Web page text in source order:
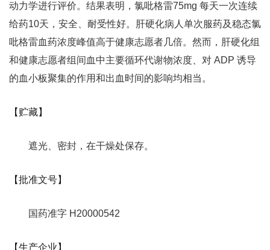
动力学进行评价。结果表明，氯吡格雷75mg 每天一次连续
给药10天，安全、耐受性好。肝硬化病人单次服药及稳态氯
吡格雷血药浓度峰值高于健康志愿者几倍。然而，肝硬化组
和健康志愿者组间血中主要循环代谢物浓度、对 ADP 诱导
的血小板聚集的作用和出血时间的影响均相当。
【贮藏】
遮光、密封，在干燥处保存。
【批准文号】
国药准字 H20000542
【生产企业】